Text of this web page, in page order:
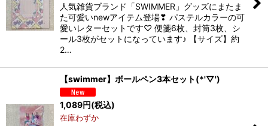
人気雑貨ブランド「SWIMMER」グッズにまたま
た可愛いnewアイテム登場❣ パステルカラーの可
愛いレターセットです♡ 便箋6枚、封筒3枚、シ
ール3枚がセットになっています♪ 【サイズ】約
2…
【swimmer】ボールペン3本セット(*'▽')
1,089円(税込)
在庫わずか